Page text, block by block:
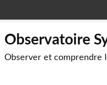
Observatoire
Observer et comprendre